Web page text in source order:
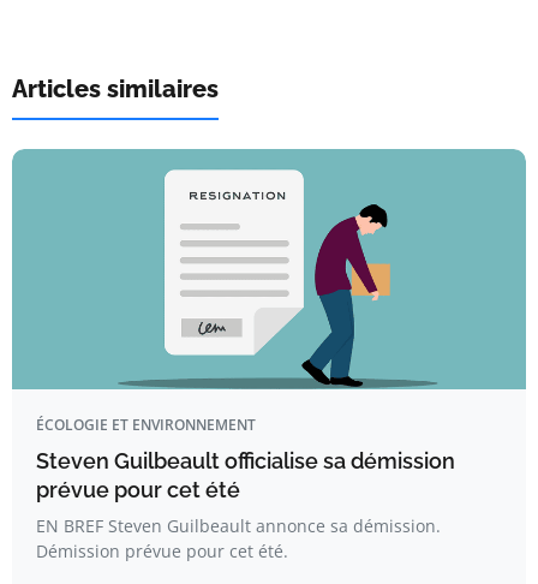
Articles similaires
ÉCOLOGIE ET ENVIRONNEMENT
Steven Guilbeault officialise sa démission
prévue pour cet été
EN BREF Steven Guilbeault annonce sa démission.
Démission prévue pour cet été.